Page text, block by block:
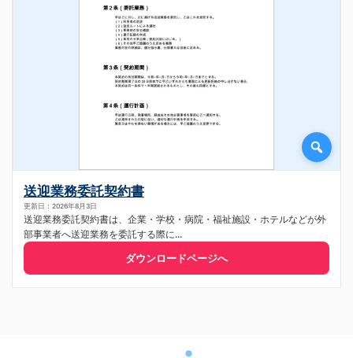
送迎業務委託契約書
更新日：2026年8月3日
送迎業務委託契約書は、企業・学校・病院・福祉施設・ホテルなどが外
部事業者へ送迎業務を委託する際に...
ダウンロードページへ